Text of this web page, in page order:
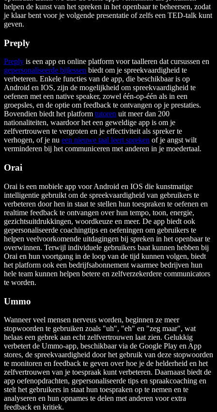
helpen de kunst van het spreken in het openbaar te beheersen, zodat
je klaar bent voor je volgende presentatie of zelfs een TED-talk kunt
geven.
Preply
Preply is een app en online platform voor taalleren dat cursussen en
gepersonaliseerde bijlessen biedt om je spreekvaardigheid te
verbeteren. Enkele functies van de app, die beschikbaar is op
Android en IOS, zijn de mogelijkheid om spreekvaardigheid te
oefenen met een native speaker, zowel één-op-één als in een
groepsles, en de optie om feedback te ontvangen op je prestaties.
Bovendien biedt het platform tutoren uit meer dan 200
nationaliteiten, waardoor het een geweldige app is om je
zelfvertrouwen te vergroten en je effectiviteit als spreker te
verhogen, of je nu een nieuwe taal leert spreken of je angst wilt
verminderen bij het communiceren met anderen in je moedertaal.
Orai
Orai is een mobiele app voor Android en IOS die kunstmatige
intelligentie gebruikt om de spreekvaardigheid van gebruikers te
verbeteren door hen in staat te stellen hun toespraken te oefenen en
realtime feedback te ontvangen over hun tempo, toon, energie,
gezichtsuitdrukkingen, woordkeuze en meer. De app biedt ook
gepersonaliseerde coachingtips en oefeningen om gebruikers te
helpen veelvoorkomende uitdagingen bij spreken in het openbaar te
overwinnen. Terwijl individuele gebruikers baat kunnen hebben bij
Orai en hun voortgang in de loop van de tijd kunnen volgen, biedt
het platform ook een bedrijfsabonnement waarmee bedrijven hun
hele team kunnen helpen betere en zelfverzekerdere communicators
te worden.
Ummo
Wanneer veel mensen nerveus worden, beginnen ze meer
stopwoorden te gebruiken zoals "uh", "eh" en "zeg maar", wat
helaas een gebrek aan echt zelfvertrouwen laat zien. Gelukkig
verbetert de Ummo-app, beschikbaar via de Google Play en App
stores, de spreekvaardigheid door het gebruik van deze stopwoorden
te monitoren en feedback te geven over hoe je de helderheid en het
zelfvertrouwen van je toespraak kunt verbeteren. Daarnaast biedt de
app oefenopdrachten, gepersonaliseerde tips en spraakcoaching en
stelt het gebruikers in staat hun toespraken op te nemen en te
analyseren en hun opnames te delen met anderen voor extra
feedback en kritiek.